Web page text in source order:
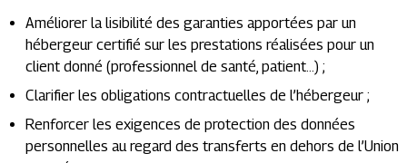
Améliorer la lisibilité des garanties apportées par un
hébergeur certifié sur les prestations réalisées pour un
client donné (professionnel de santé, patient…) ;
Clarifier les obligations contractuelles de l’hébergeur ;
Renforcer les exigences de protection des données
personnelles au regard des transferts en dehors de l’Union